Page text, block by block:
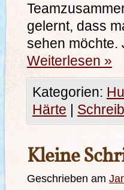
gelernt, dass
sehen
Weiterlesen »
Kategorien:
Härte |
Kleine
Geschrieben am